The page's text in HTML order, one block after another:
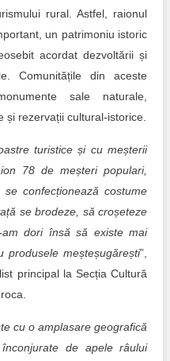
rural. Astfel, raionul
un patrimoniu istoric
acordat dezvoltării și
Comunitățile din aceste
sale naturale,
și rezervații cultural-istorice.
turistice și cu meșterii
78 de meșteri populari,
confecționează costume
se brodeze, să croșeteze
dori însă să existe mai
produsele meșteșugărești”,
principal la Secția Cultură
cu o amplasare geografică
de apele râului